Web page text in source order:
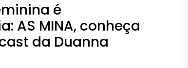
é
AS MINA, conheça
da Duanna